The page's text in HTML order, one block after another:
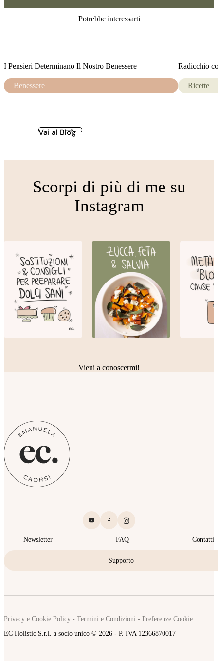
Potrebbe interessarti
I Pensieri Determinano Il Nostro Benessere
Benessere
Radicchio
Ricette
Vai al Blog
Scorpi di più di me su
Instagram
Vieni a conoscermi!
Newsletter FAQ Contatti
Supporto
Privacy e Cookie Policy - Termini e Condizioni - Preferenze Cookie
EC Holistic S.r.l. a socio unico © 2026 - P. IVA 12366870017